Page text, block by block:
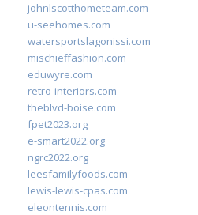
johnlscotthometeam.com
u-seehomes.com
watersportslagonissi.com
mischieffashion.com
eduwyre.com
retro-interiors.com
theblvd-boise.com
fpet2023.org
e-smart2022.org
ngrc2022.org
leesfamilyfoods.com
lewis-lewis-cpas.com
eleontennis.com